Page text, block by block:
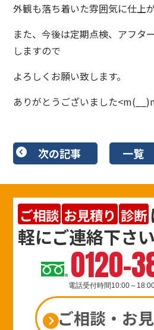
外観も落ち着いた雰囲気に仕上
また、今後は定期点検、アフタ
しますので
よろしくお願い致します。
ありがとうございました
次の記事 一覧
ご相談 お見積り 診断
軽にご連絡下さ
0120-
電話受付時間10:00～
ご相談・お